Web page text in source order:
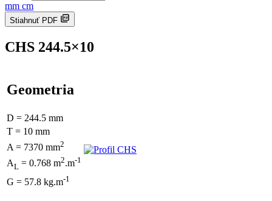
mm cm
Stiahnuť PDF
CHS 244.5×10
Geometria
D = 244.5 mm
T = 10 mm
A = 7370 mm2
AL = 0.768 m2.m-1
G = 57.8 kg.m-1